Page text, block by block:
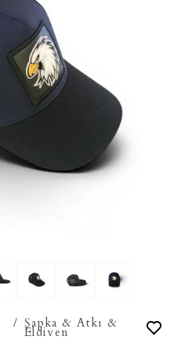
/ Şapka & Atkı &
Eldiven